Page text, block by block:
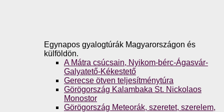
Egynapos gyalogtúrák Magyarországon és
külföldön.
A Mátra csúcsain, Nyikom-bérc-Ágasvár-
Galyatető-Kékestető
Gerecse ötven teljesítménytúra
Görögország Kalambaka St. Nickolaos
Monostor
Görögország Meteorák, szeretet, szerelem,